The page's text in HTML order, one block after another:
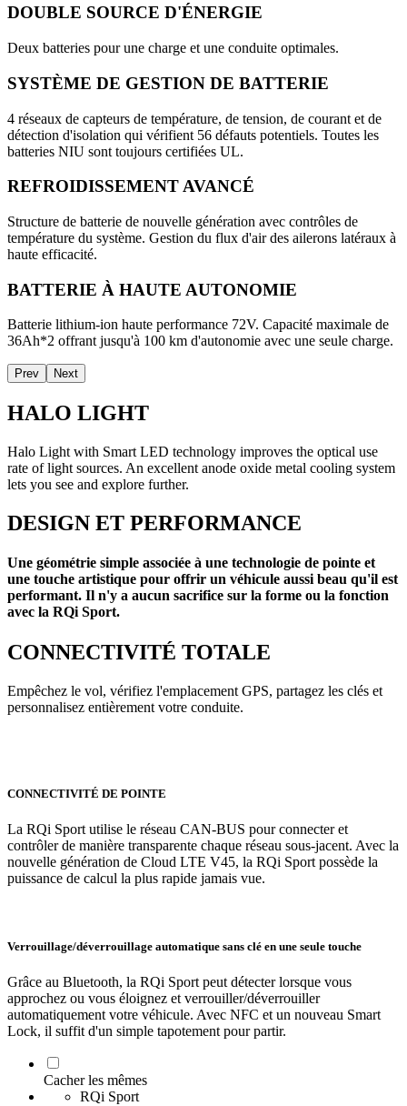
DOUBLE SOURCE D'ÉNERGIE
Deux batteries pour une charge et une conduite optimales.
SYSTÈME DE GESTION DE BATTERIE
4 réseaux de capteurs de température, de tension, de courant et de
détection d'isolation qui vérifient 56 défauts potentiels. Toutes les
batteries NIU sont toujours certifiées UL.
REFROIDISSEMENT AVANCÉ
Structure de batterie de nouvelle génération avec contrôles de
température du système. Gestion du flux d'air des ailerons latéraux à
haute efficacité.
BATTERIE À HAUTE AUTONOMIE
Batterie lithium-ion haute performance 72V. Capacité maximale de
36Ah*2 offrant jusqu'à 100 km d'autonomie avec une seule charge.
Prev Next
HALO LIGHT
Halo Light with Smart LED technology improves the optical use
rate of light sources. An excellent anode oxide metal cooling system
lets you see and explore further.
DESIGN ET PERFORMANCE
Une géométrie simple associée à une technologie de pointe et
une touche artistique pour offrir un véhicule aussi beau qu'il est
performant. Il n'y a aucun sacrifice sur la forme ou la fonction
avec la RQi Sport.
CONNECTIVITÉ TOTALE
Empêchez le vol, vérifiez l'emplacement GPS, partagez les clés et
personnalisez entièrement votre conduite.
CONNECTIVITÉ DE POINTE
La RQi Sport utilise le réseau CAN-BUS pour connecter et
contrôler de manière transparente chaque réseau sous-jacent. Avec la
nouvelle génération de Cloud LTE V45, la RQi Sport possède la
puissance de calcul la plus rapide jamais vue.
Verrouillage/déverrouillage automatique sans clé en une seule touche
Grâce au Bluetooth, la RQi Sport peut détecter lorsque vous
approchez ou vous éloignez et verrouiller/déverrouiller
automatiquement votre véhicule. Avec NFC et un nouveau Smart
Lock, il suffit d'un simple tapotement pour partir.
Cacher les mêmes
RQi Sport